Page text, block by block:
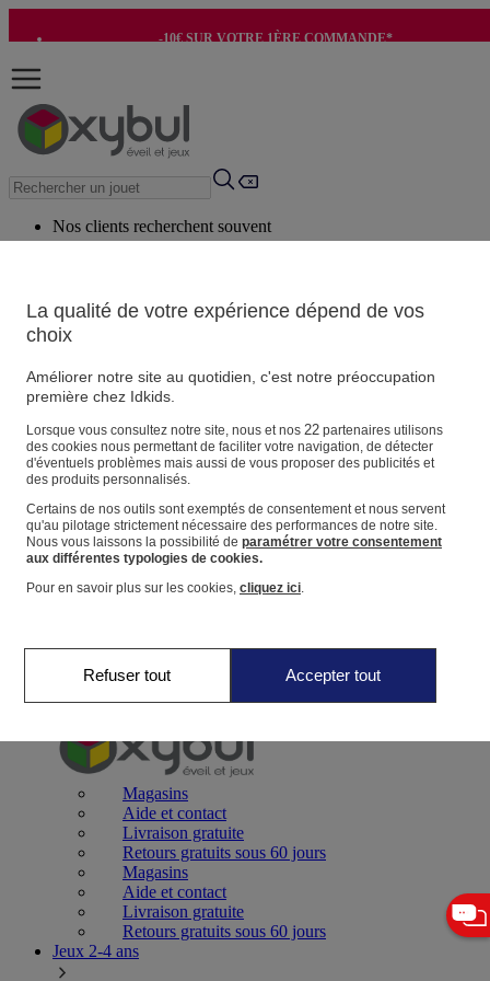
-10€ SUR VOTRE 1ÈRE COMMANDE*
Nos clients recherchent souvent
Conseils suggérés
Produits suggérés
Vos informations personnelles
Suivre une commande
Magasin
Panier
Favoris
Jeux 0-2 ans
Magasins
Aide et contact
Livraison gratuite
Retours gratuits sous 60 jours
Magasins
Aide et contact
Livraison gratuite
Retours gratuits sous 60 jours
Jeux 2-4 ans
La qualité de votre expérience dépend de vos
choix
Améliorer notre site au quotidien, c'est notre préoccupation
première chez Idkids.
Lorsque vous consultez notre site, nous et nos 22partenaires utilisons
des cookies nous permettant de faciliter votre navigation, de détecter
d'éventuels problèmes mais aussi de vous proposer des publicités et
des produits personnalisés.
Certains de nos outils sont exemptés de consentement et nous servent
qu'au pilotage strictement nécessaire des performances de notre site.
Nous vous laissons la possibilité de paramétrer votre consentement
aux différentes typologies de cookies.
Pour en savoir plus sur les cookies, cliquez ici.
Refuser tout Accepter tout